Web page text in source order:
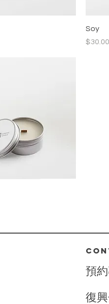
Soy
價格
$30.00
預約
復